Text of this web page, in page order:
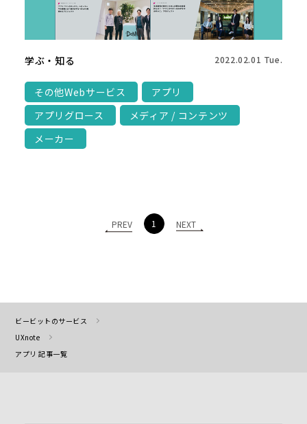
学ぶ・知る 2022.02.01 Tue.
その他Webサービス
アプリ
アプリグロース
メディア / コンテンツ
メーカー
PREV 1 NEXT
ビービットのサービス
UXnote
アプリ 記事一覧